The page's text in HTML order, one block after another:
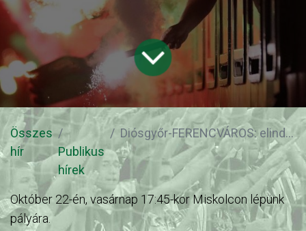
Összes
hír
Publikus
hírek
Diósgyőr-FERENCVÁROS: elindult a jelentkezés az ezer fős vonatra!
Október 22-én, vasárnap 17:45-kor Miskolcon lépünk
pályára.